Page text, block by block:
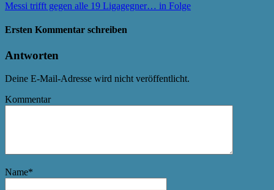
Messi trifft gegen alle 19 Ligagegner… in Folge
Ersten Kommentar schreiben
Antworten
Deine E-Mail-Adresse wird nicht veröffentlicht.
Kommentar
Name*